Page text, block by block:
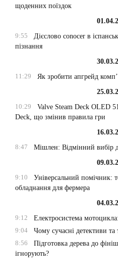
щоденних поїздок
9:55
Дієслово conocer в
пізнання
11:29
Як зробити апгрейд
10:29
Valve Steam Deck OLED
Deck, що змінив правила гри
8:47
Мішлен: Відмінний вибір
9:10
Універсальний помічник:
обладнання для фермера
9:12
Електросистема
9:04
Чому сучасні детективи та
8:56
Підготовка дерева до
ігнорують?